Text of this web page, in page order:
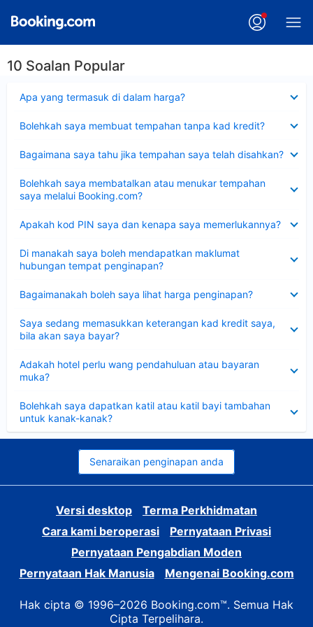
10 Soalan Popular
Apa yang termasuk di dalam harga?
Bolehkah saya membuat tempahan tanpa kad kredit?
Bagaimana saya tahu jika tempahan saya telah disahkan?
Bolehkah saya membatalkan atau menukar tempahan
saya melalui Booking.com?
Apakah kod PIN saya dan kenapa saya memerlukannya?
Di manakah saya boleh mendapatkan maklumat
hubungan tempat penginapan?
Bagaimanakah boleh saya lihat harga penginapan?
Saya sedang memasukkan keterangan kad kredit saya,
bila akan saya bayar?
Adakah hotel perlu wang pendahuluan atau bayaran
muka?
Bolehkah saya dapatkan katil atau katil bayi tambahan
untuk kanak-kanak?
Senaraikan penginapan anda
Versi desktop
Terma Perkhidmatan
Cara kami beroperasi
Pernyataan Privasi
Pernyataan Pengabdian Moden
Pernyataan Hak Manusia
Mengenai Booking.com
Hak cipta © 1996–2026 Booking.com™. Semua Hak
Cipta Terpelihara.